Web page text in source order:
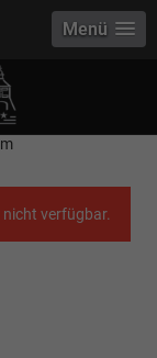
address or value:
Host
selector2-aee-
Menü
nicht verfügbar.